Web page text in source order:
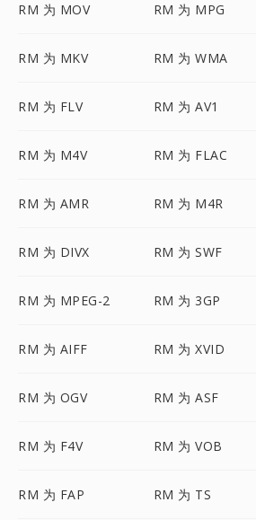
RM 为 MOV RM 为 MPG
RM 为 MKV RM 为 WMA
RM 为 FLV RM 为 AV1
RM 为 M4V RM 为 FLAC
RM 为 AMR RM 为 M4R
RM 为 DIVX RM 为 SWF
RM 为 MPEG-2 RM 为 3GP
RM 为 AIFF RM 为 XVID
RM 为 OGV RM 为 ASF
RM 为 F4V RM 为 VOB
RM 为 FAP RM 为 TS